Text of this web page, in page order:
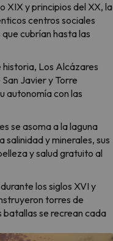
XIX y principios del XX, la
centros sociales
cubrían hasta las
historia, Los Alcázares
Javier y Torre
autonomía con las
se asoma a la laguna
salinidad y minerales, sus
y salud gratuito al
los siglos XVI y
torres de
batallas se recrean cada